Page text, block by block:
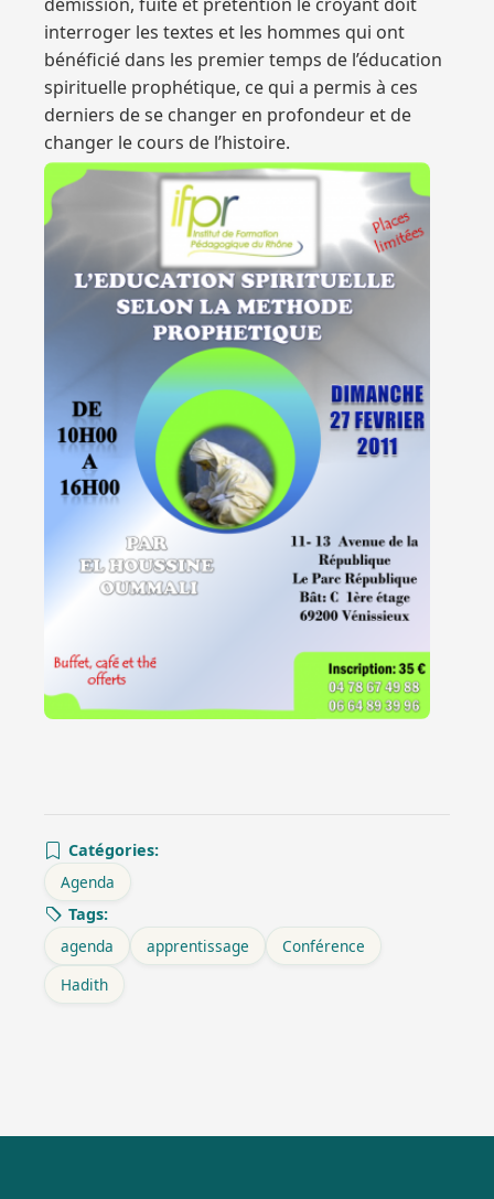
interroger les textes et les hommes qui ont
bénéficié dans les premier temps de l’éducation
spirituelle prophétique, ce qui a permis à ces
derniers de se changer en profondeur et de
changer le cours de l’histoire.
Catégories:
Agenda
Tags:
agenda
apprentissage
Conférence
Hadith